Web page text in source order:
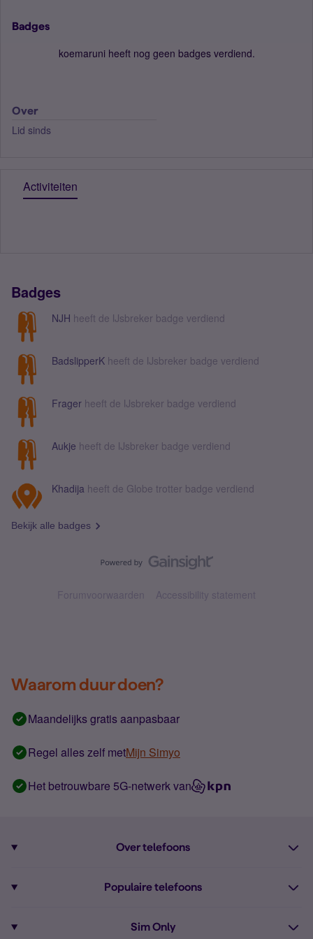
Badges
koemaruni heeft nog geen badges verdiend.
Over
Lid sinds
Activiteiten
Badges
NJH heeft de IJsbreker badge verdiend
BadslipperK heeft de IJsbreker badge verdiend
Frager heeft de IJsbreker badge verdiend
Aukje heeft de IJsbreker badge verdiend
Khadija heeft de Globe trotter badge verdiend
Bekijk alle badges
Forumvoorwaarden Accessibility statement
Waarom duur doen?
Maandelijks gratis aanpasbaar
Regel alles zelf metMijn Simyo
Het betrouwbare 5G-netwerk van
Over telefoons
Alle telefoons
Populaire telefoons
Sim Only